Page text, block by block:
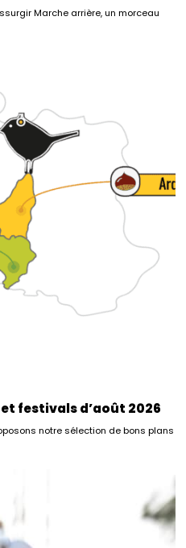
Marche arrière, un morceau
festivals d’août 2026
notre sélection de bons plans